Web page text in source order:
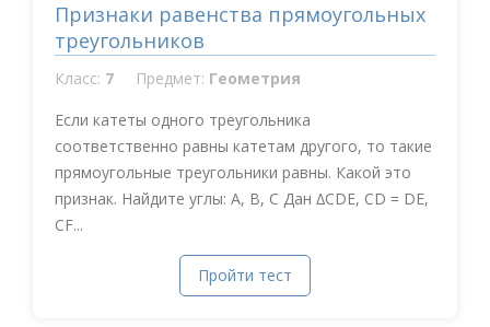
Признаки равенства прямоугольных
треугольников
Класс: 7 Предмет: Геометрия
Если катеты одного треугольника
соответственно равны катетам другого, то такие
прямоугольные треугольники равны. Какой это
признак. Найдите углы: A, B, C Дан ∆CDE, CD = DE,
CF...
Пройти тест